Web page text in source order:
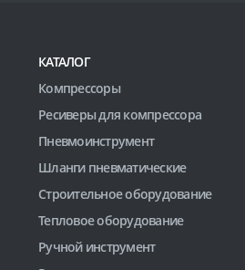
КАТАЛОГ
Компрессоры
Ресиверы для компрессора
Пневмоинструмент
Шланги пневматические
Строительное оборудование
Тепловое оборудование
Ручной инструмент